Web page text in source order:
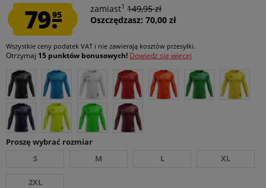
79.95
zamiast1 149,95 zł
Oszczędzasz: 70,00 zł
Wszystkie ceny podatek VAT i nie zawierają kosztów przesyłki.
Otrzymaj 15 punktów bonusowych! Dowiedz się więcej
Proszę wybrać rozmiar
S
M L XL
2XL